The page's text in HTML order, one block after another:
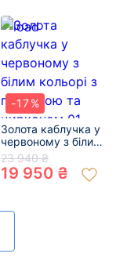
-17%
Золота каблучка у
червоному з білим
кольорі з
перлиною та
цирконом 01-
23 940 ₴
19 950 ₴